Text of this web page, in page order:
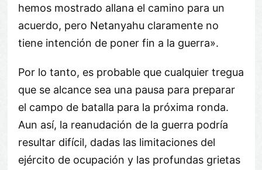
hemos mostrado allana el camino para un
acuerdo, pero Netanyahu claramente no
tiene intención de poner fin a la guerra».
Por lo tanto, es probable que cualquier tregua
que se alcance sea una pausa para preparar
el campo de batalla para la próxima ronda.
Aun así, la reanudación de la guerra podría
resultar difícil, dadas las limitaciones del
ejército de ocupación y las profundas grietas